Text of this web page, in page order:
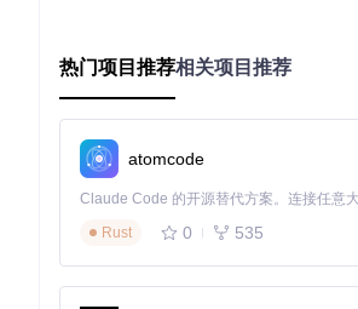
首先通过pip安装库：
初始化市场数据客户端时，需指定环境
热门项目推荐相关项目推荐
atomcode
Rust
0 535